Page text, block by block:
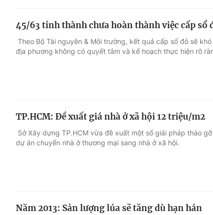
45/63 tỉnh thành chưa hoàn thành việc cấp sổ
Theo Bộ Tài nguyên & Môi trường, kết quả cấp sổ đỏ sẽ
địa phương không có quyết tâm và kế hoạch thực hiện rõ
TP.HCM: Đề xuất giá nhà ở xã hội 12 triệu/m2
Sở Xây dựng TP.HCM vừa đề xuất một số giải pháp tháo
dự án chuyển nhà ở thương mại sang nhà ở xã hội.
Năm 2013: Sản lượng lúa sẽ tăng dù hạn hán